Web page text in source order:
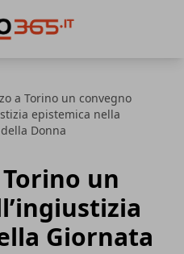
a Torino un convegno
epistemica nella
Donna
un
Giornata